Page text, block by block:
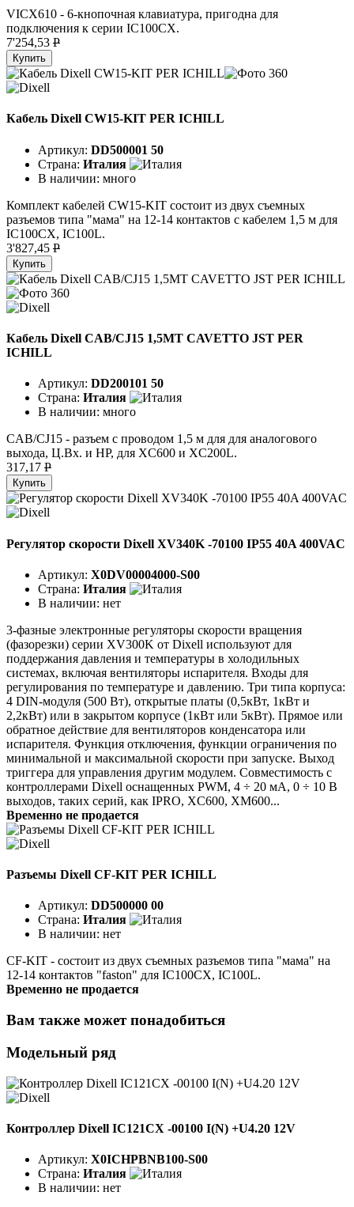
VICX610 - 6-кнопочная клавиатура, пригодна для
подключения к серии IC100CX.
7'254,53 P
Купить
Кабель Dixell CW15-KIT PER ICHILL
Артикул: DD500001 50
Страна: Италия
В наличии: много
Комплект кабелей CW15-KIT состоит из двух съемных
разъемов типа "мама" на 12-14 контактов с кабелем 1,5 м для
IC100CX, IC100L.
3'827,45 P
Купить
Кабель Dixell CAB/CJ15 1,5MT CAVETTO JST PER
ICHILL
Артикул: DD200101 50
Страна: Италия
В наличии: много
CAB/CJ15 - разъем с проводом 1,5 м для для аналогового
выхода, Ц.Вх. и HP, для XC600 и XC200L.
317,17 P
Купить
Регулятор скорости Dixell XV340K -70100 IP55 40A 400VAC
Артикул: X0DV00004000-S00
Страна: Италия
В наличии: нет
3-фазные электронные регуляторы скорости вращения
(фазорезки) серии XV300K от Dixell используют для
поддержания давления и температуры в холодильных
системах, включая вентиляторы испарителя. Входы для
регулирования по температуре и давлению. Три типа корпуса:
4 DIN-модуля (500 Вт), открытые платы (0,5кВт, 1кВт и
2,2кВт) или в закрытом корпусе (1кВт или 5кВт). Прямое или
обратное действие для вентиляторов конденсатора или
испарителя. Функция отключения, функции ограничения по
минимальной и максимальной скорости при запуске. Выход
триггера для управления другим модулем. Совместимость с
контроллерами Dixell оснащенных PWM, 4 ÷ 20 мА, 0 ÷ 10 В
выходов, таких серий, как IPRO, XC600, XM600...
Временно не продается
Разъемы Dixell CF-KIT PER ICHILL
Артикул: DD500000 00
Страна: Италия
В наличии: нет
CF-KIT - состоит из двух съемных разъемов типа "мама" на
12-14 контактов "faston" для IC100CX, IC100L.
Временно не продается
Вам также может понадобиться
Модельный ряд
Контроллер Dixell IC121CX -00100 I(N) +U4.20 12V
Артикул: X0ICHPBNB100-S00
Страна: Италия
В наличии: нет